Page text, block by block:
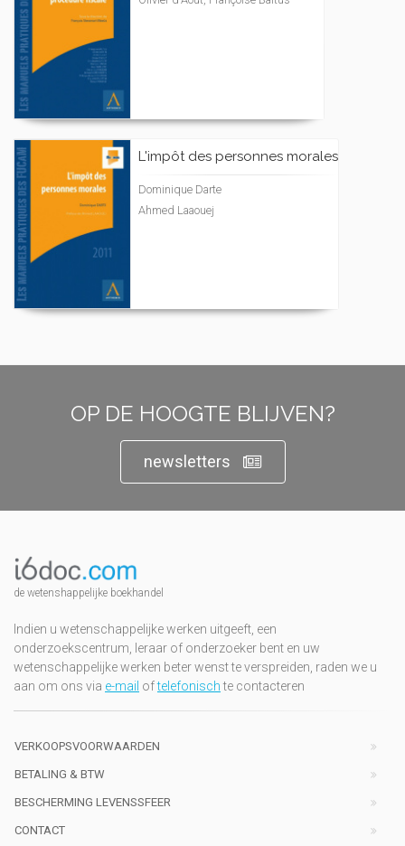
L'impôt des personnes morales
Dominique Darte
Ahmed Laaouej
OP DE HOOGTE BLIJVEN?
newsletters
de wetenshappelijke boekhandel
Indien u wetenschappelijke werken uitgeeft, een
onderzoekscentrum, leraar of onderzoeker bent en uw
wetenschappelijke werken beter wenst te verspreiden, raden we u
aan om ons via e-mail oftelefonischte contacteren
VERKOOPSVOORWAARDEN
BETALING & BTW
BESCHERMING LEVENSSFEER
CONTACT